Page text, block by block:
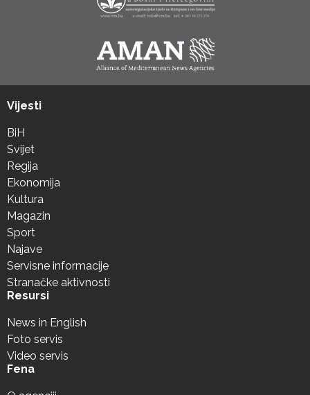
Vijesti
BiH
Svijet
Regija
Ekonomija
Kultura
Magazin
Sport
Najave
Servisne informacije
Stranačke aktivnosti
Resursi
News in English
Foto servis
Video servis
Fena